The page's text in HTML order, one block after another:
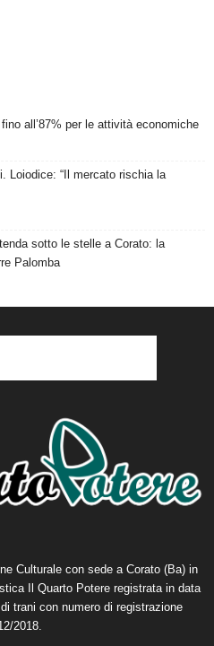
all’87% per le attività economiche
Loiodice: “Il mercato rischia la
sotto le stelle a Corato: la
Palomba
Culturale con sede a Corato (Ba) in
Il Quarto Potere registrata in data
trani con numero di registrazione
2018.